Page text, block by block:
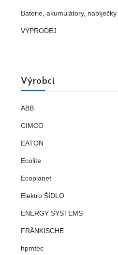
Baterie, akumulátory, nabíječky
VÝPRODEJ
Výrobci
ABB
CIMCO
EATON
Ecolite
Ecoplanet
Elektro ŠÍDLO
ENERGY SYSTEMS
FRÄNKISCHE
hpmtec